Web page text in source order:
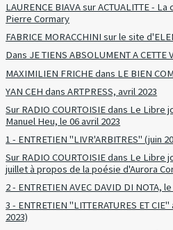
LAURENCE BIAVA sur ACTUALITTE -
Pierre Cormary
FABRICE MORACCHINI sur le site
Dans JE TIENS ABSOLUMENT A
MAXIMILIEN FRICHE dans LE BIEN
YAN CEH dans ARTPRESS, avril 2023
Sur RADIO COURTOISIE dans Le Libre
Manuel Heu, le 06 avril 2023
1 - ENTRETIEN "LIVR'ARBITRES" (juin
Sur RADIO COURTOISIE dans Le
juillet à propos de la poésie d'Aurora
2 - ENTRETIEN AVEC DAVID DI NOTA,
3 - ENTRETIEN "LITTERATURES ET
2023)